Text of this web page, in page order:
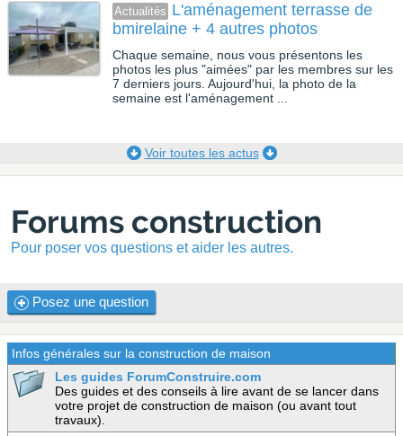
Actualités L'aménagement
terrasse de bmirelaine +
4 autres photos
Chaque semaine, nous vous
présentons les photos les plus
"aimées" par les membres sur
semaine est l'aménagement ...
Voir toutes les actus
Forums construction
Pour poser vos questions et aider les autres.
Posez une question
Infos générales sur la construction de maison
Les guides ForumConstruire.com
Des guides et des conseils à lire avant de se lancer dans
votre projet de construction de maison (ou avant tout
travaux).